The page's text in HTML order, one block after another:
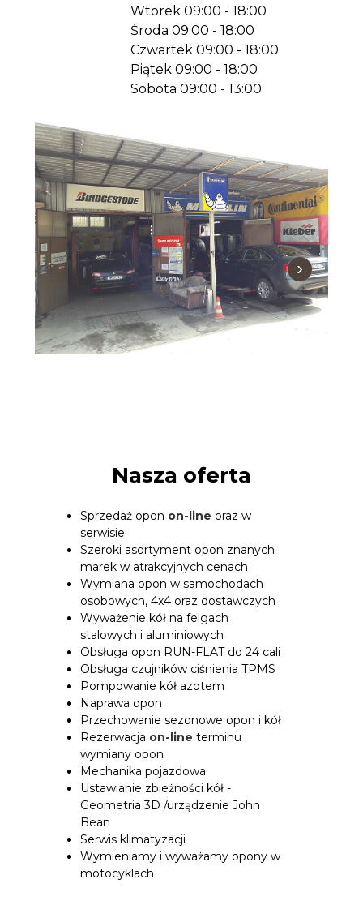
Wtorek 09:00 - 18:00
Środa 09:00 - 18:00
Czwartek 09:00 - 18:00
Piątek 09:00 - 18:00
Sobota 09:00 - 13:00
›
Nasza oferta
Sprzedaż opon on-line oraz w
serwisie
Szeroki asortyment opon znanych
marek w atrakcyjnych cenach
Wymiana opon w samochodach
osobowych, 4x4 oraz dostawczych
Wyważenie kół na felgach
stalowych i aluminiowych
Obsługa opon RUN-FLAT do 24 cali
Obsługa czujników ciśnienia TPMS
Pompowanie kół azotem
Naprawa opon
Przechowanie sezonowe opon i kół
Rezerwacja on-line terminu
wymiany opon
Mechanika pojazdowa
Ustawianie zbieżności kół -
Geometria 3D /urządzenie John
Bean
Serwis klimatyzacji
Wymieniamy i wyważamy opony w
motocyklach